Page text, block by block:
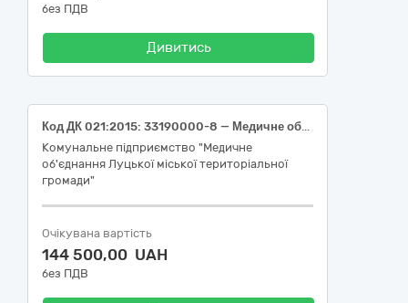
без ПДВ
Дивитись
Код ДК 021:2015: 33190000-8 — Медичне обладнання та вироби медичного призначення різні (витратні матеріали до аналізаторів cobas)
Комунальне підприємство "Медичне
об'єднання Луцької міської територіальної
громади"
Очікувана вартість
144 500,00 UAH
без ПДВ